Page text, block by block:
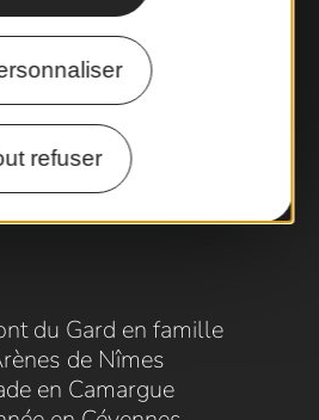
refuser
du Gard en famille
de Nîmes
en Camargue